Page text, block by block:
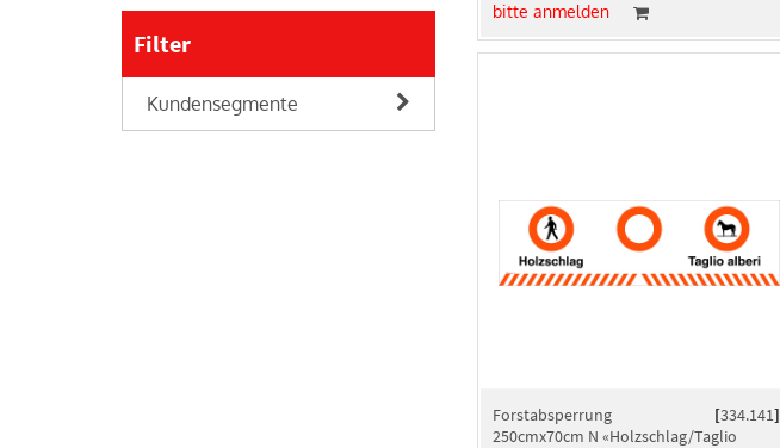
Filter
Kundensegmente
bitte anmelden
[334.141]
Forstabsperrung
250cmx70cm N «Holzschlag/Taglio